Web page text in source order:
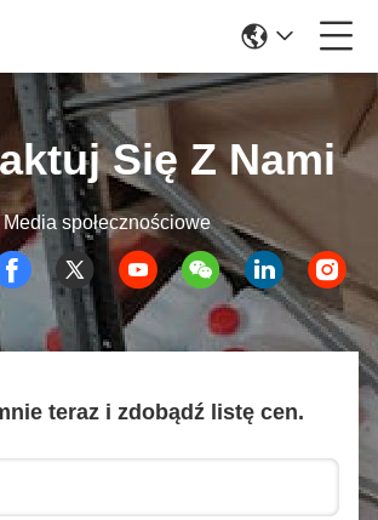
Się Z Nami
Media społecznościowe
teraz i zdobądź listę cen.